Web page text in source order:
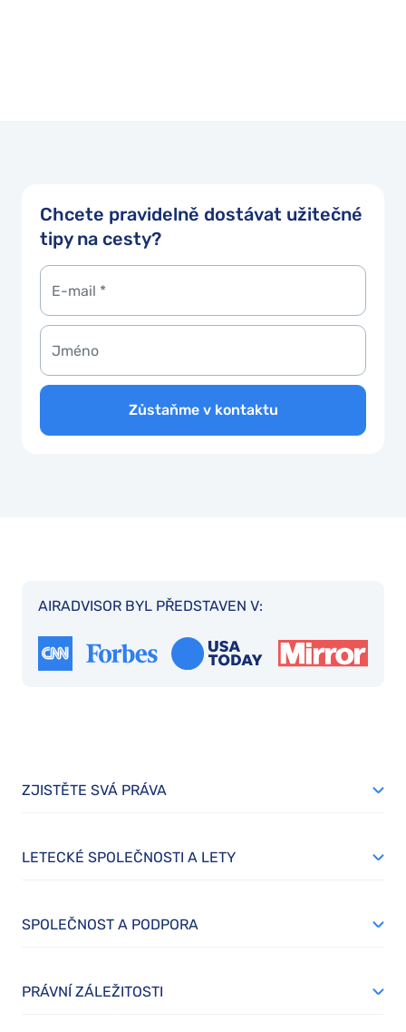
Chcete pravidelně dostávat užitečné
tipy na cesty?
Zůstaňme v kontaktu
AIRADVISOR BYL PŘEDSTAVEN V:
ZJISTĚTE SVÁ PRÁVA
LETECKÉ SPOLEČNOSTI A LETY
SPOLEČNOST A PODPORA
PRÁVNÍ ZÁLEŽITOSTI